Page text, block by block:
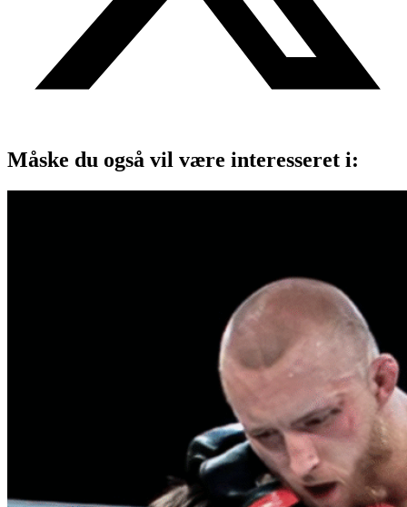
Måske du også vil være interesseret i: